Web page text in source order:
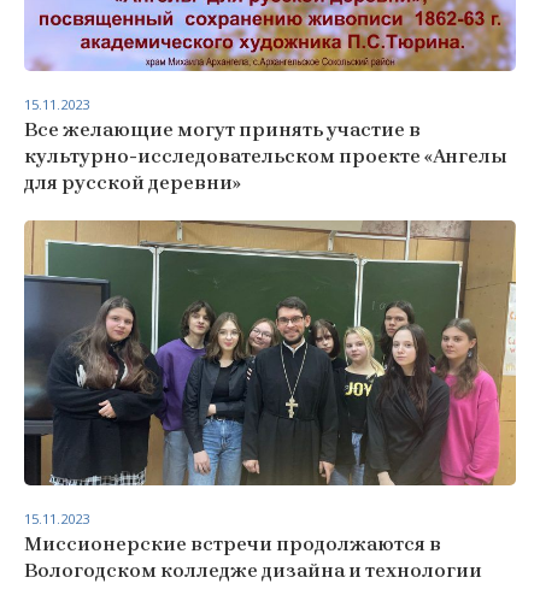
Все желающие могут принять участие в
культурно-исследовательском проекте «Ангелы
для русской деревни»
15.11.2023
Миссионерские встречи продолжаются в
Вологодском колледже дизайна и технологии
15.11.2023